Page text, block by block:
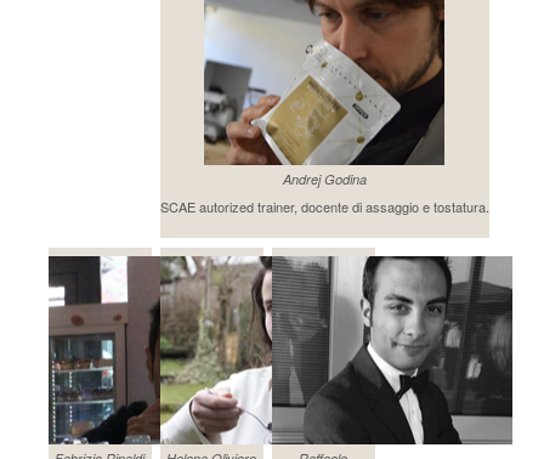
Andrej Godina
SCAE autorized trainer, docente di assaggio e tostatura.